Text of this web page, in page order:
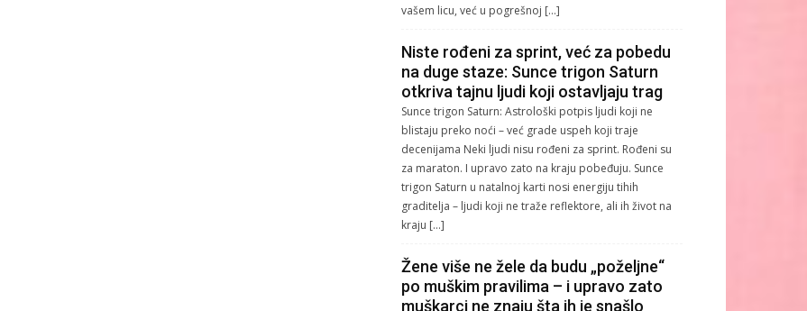
vašem licu, već u pogrešnoj […]
Niste rođeni za sprint, već za pobedu
na duge staze: Sunce trigon Saturn
otkriva tajnu ljudi koji ostavljaju trag
Sunce trigon Saturn: Astrološki potpis ljudi koji ne
blistaju preko noći – već grade uspeh koji traje
decenijama Neki ljudi nisu rođeni za sprint. Rođeni su
za maraton. I upravo zato na kraju pobeđuju. Sunce
trigon Saturn u natalnoj karti nosi energiju tihih
graditelja – ljudi koji ne traže reflektore, ali ih život na
kraju […]
Žene više ne žele da budu „poželjne“
po muškim pravilima – i upravo zato
muškarci ne znaju šta ih je snašlo